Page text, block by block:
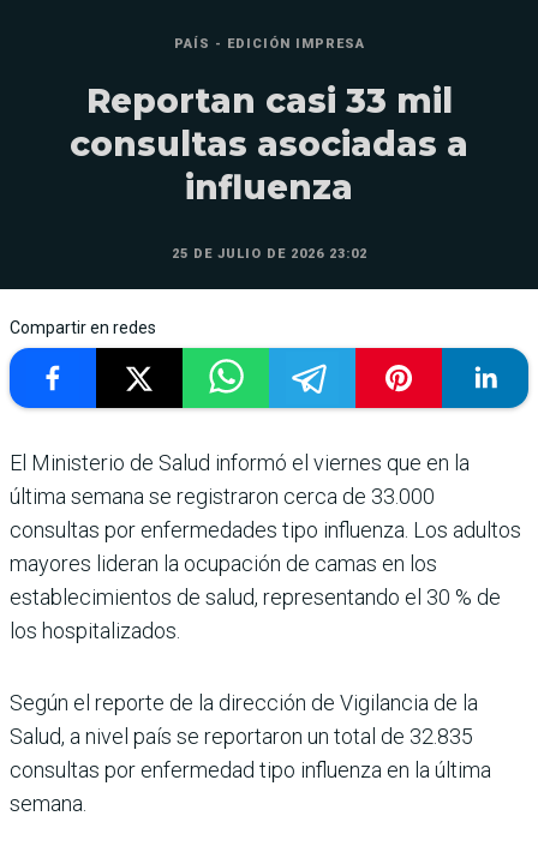
PAÍS - EDICIÓN IMPRESA
Reportan casi 33 mil
consultas asociadas a
influenza
25 DE JULIO DE 2026 23:02
Compartir en redes
El Ministerio de Salud informó el viernes que en la
última semana se registraron cerca de 33.000
consultas por enfermedades tipo influenza. Los adultos
mayores lideran la ocupación de camas en los
establecimientos de salud, representando el 30 % de
los hospitalizados.
Según el reporte de la dirección de Vigilancia de la
Salud, a nivel país se reportaron un total de 32.835
consultas por enfermedad tipo influenza en la última
semana.